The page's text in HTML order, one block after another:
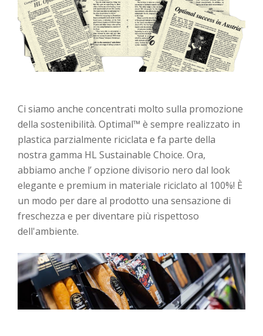
Ci siamo anche concentrati molto sulla promozione
della sostenibilità. Optimal™ è sempre realizzato in
plastica parzialmente riciclata e fa parte della
nostra gamma HL Sustainable Choice. Ora,
abbiamo anche l’ opzione divisorio nero dal look
elegante e premium in materiale riciclato al 100%! È
un modo per dare al prodotto una sensazione di
freschezza e per diventare più rispettoso
dell'ambiente.